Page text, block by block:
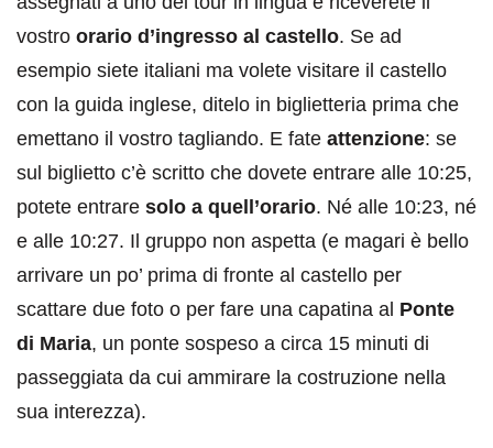
vostro orario d’ingresso al castello. Se ad
esempio siete italiani ma volete visitare il castello
con la guida inglese, ditelo in biglietteria prima che
emettano il vostro tagliando. E fate attenzione: se
sul biglietto c’è scritto che dovete entrare alle 10:25,
potete entrare solo a quell’orario. Né alle 10:23, né
e alle 10:27. Il gruppo non aspetta (e magari è bello
arrivare un po’ prima di fronte al castello per
scattare due foto o per fare una capatina al Ponte
di Maria, un ponte sospeso a circa 15 minuti di
passeggiata da cui ammirare la costruzione nella
sua interezza).